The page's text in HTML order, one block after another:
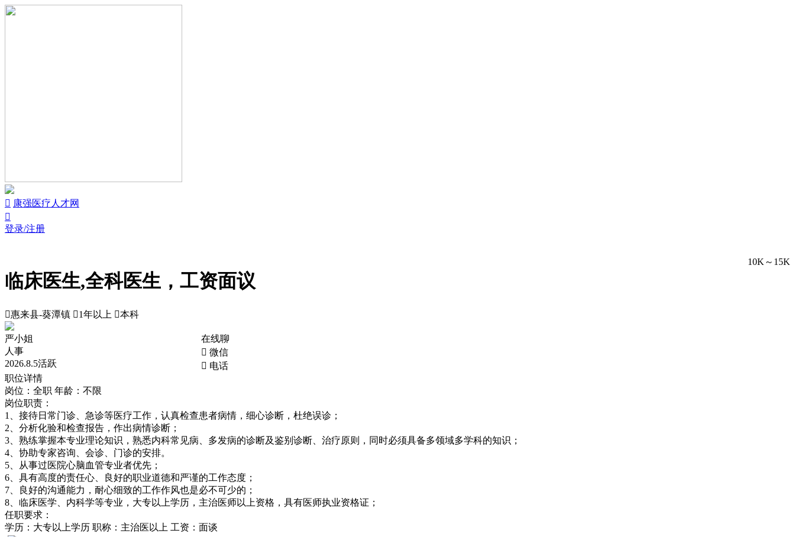
 康强医疗人才网

登录/注册
临床医生,全科医生，工资面议
10K～15K
惠来县-葵潭镇 1年以上 本科
严小姐
人事
2026.8.5活跃
在线聊
 微信
 电话
职位详情
岗位：全职 年龄：不限
岗位职责：
1、接待日常门诊、急诊等医疗工作，认真检查患者病情，细心诊断，杜绝误诊；
2、分析化验和检查报告，作出病情诊断；
3、熟练掌握本专业理论知识，熟悉内科常见病、多发病的诊断及鉴别诊断、治疗原则，同时必须具备多领域多学科的知识；
4、协助专家咨询、会诊、门诊的安排。
5、从事过医院心脑血管专业者优先；
6、具有高度的责任心、良好的职业道德和严谨的工作态度；
7、良好的沟通能力，耐心细致的工作作风也是必不可少的；
8、临床医学、内科学等专业，大专以上学历，主治医师以上资格，具有医师执业资格证；
任职要求：
学历：大专以上学历 职称：主治医以上 工资：面谈